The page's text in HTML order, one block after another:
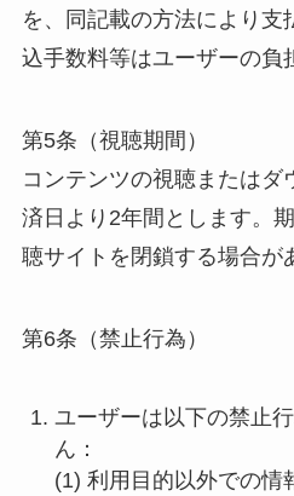
を、同記載の方法により支
込手数料等はユーザーの負
第5条（視聴期間）
コンテンツの視聴またはダ
済日より2年間とします。
聴サイトを閉鎖する場合が
第6条（禁止行為）
ユーザーは以下の禁止
ん：
(1) 利用目的以外での情